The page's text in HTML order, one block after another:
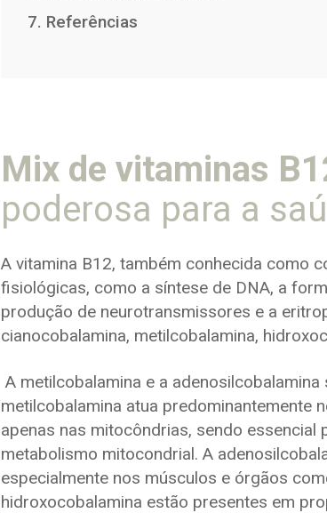
7. Referências
Mix de vitaminas
poderosa para a
A vitamina B12, também conhecida como
fisiológicas, como a síntese de DNA, a
produção de neurotransmissores e a
cianocobalamina, metilcobalamina,
A metilcobalamina e a
metilcobalamina atua predominantemente
apenas nas mitocôndrias, sendo essencial
metabolismo mitocondrial. A
especialmente nos músculos e órgãos
hidroxocobalamina estão presentes em